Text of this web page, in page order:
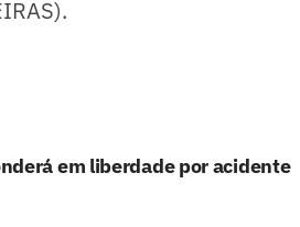
em liberdade por acidente